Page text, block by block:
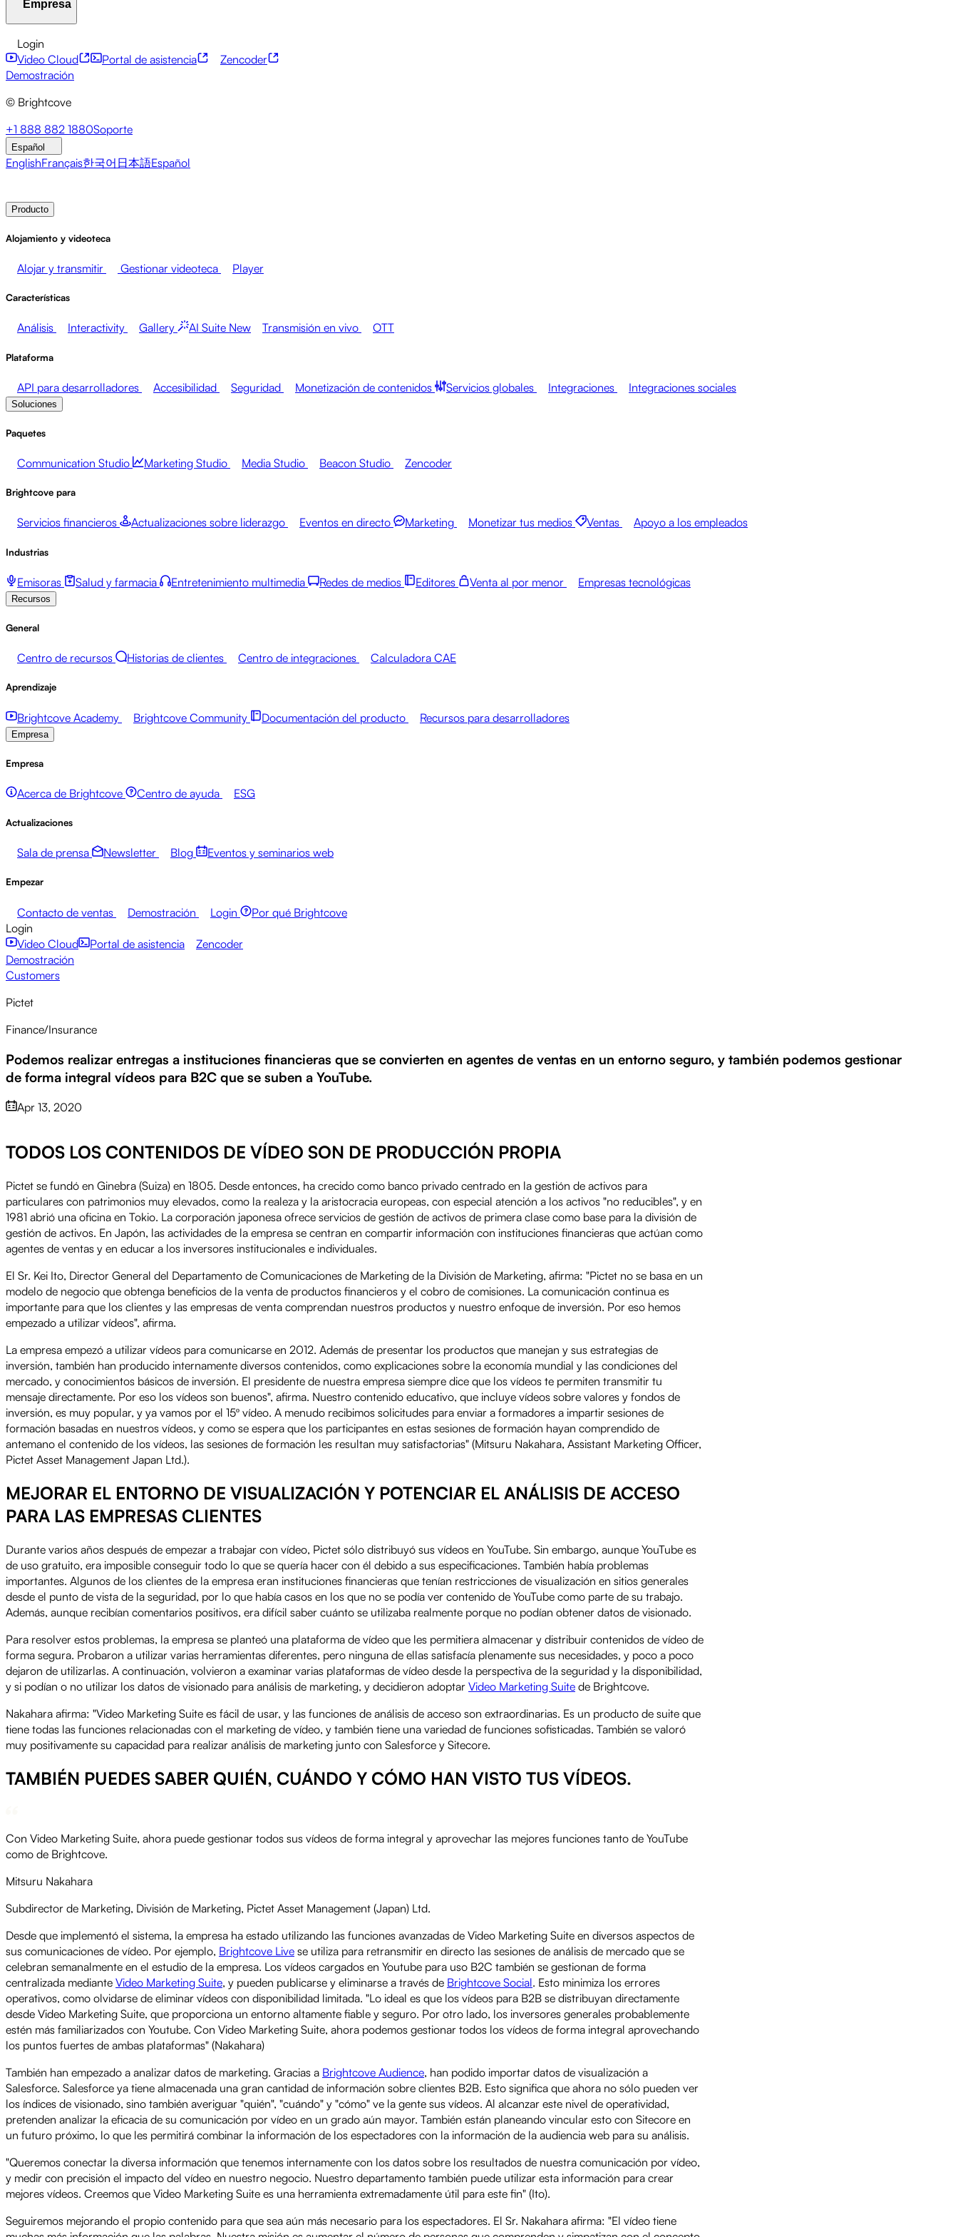
API para desarrolladores
Servicios financieros
Emisoras
Brightcove Academy
Empresa
Acerca de Brightcove
Sala de prensa Newsletter
Login
Video Cloud
Portal de asistencia
Zencoder
Demostración
© Brightcove
+1 888 882 1880Soporte
Español
EnglishFrançais한국어 日本語Español
Producto
Alojamiento y videoteca
Alojar y transmitir Gestionar videoteca Player
Características
Análisis Interactivity Gallery AI Suite New Transmisión en vivo OTT
Plataforma
API para desarrolladores Accesibilidad Seguridad Monetización de contenidos Servicios globales Integraciones Integraciones sociales
Soluciones
Paquetes
Communication Studio Marketing Studio Media Studio Beacon Studio Zencoder
Brightcove para
Servicios financieros Actualizaciones sobre liderazgo Eventos en directo Marketing Monetizar tus medios Ventas Apoyo a los empleados
Industrias
Emisoras Salud y farmacia Entretenimiento multimedia Redes de medios Editores Venta al por menor Empresas tecnológicas
Recursos
General
Centro de recursos Historias de clientes Centro de integraciones Calculadora CAE
Aprendizaje
Brightcove Academy Brightcove Community Documentación del producto Recursos para desarrolladores
Empresa
Empresa
Acerca de Brightcove Centro de ayuda ESG
Actualizaciones
Sala de prensa Newsletter Blog Eventos y seminarios web
Empezar
Contacto de ventas Demostración Login
Por qué Brightcove
Login
Video Cloud
Portal de asistencia
Zencoder
Demostración
Customers
Pictet
Finance/Insurance
Podemos realizar entregas a instituciones financieras que se convierten en agentes de ventas en un entorno seguro, y también podemos gestionar
de forma integral vídeos para B2C que se suben a YouTube.
Apr 13, 2020
Play
Video
TODOS LOS CONTENIDOS DE VÍDEO SON DE PRODUCCIÓN PROPIA
Pictet se fundó en Ginebra (Suiza) en 1805. Desde entonces, ha crecido como banco privado centrado en la gestión de activos para
particulares con patrimonios muy elevados, como la realeza y la aristocracia europeas, con especial atención a los activos "no reducibles", y en
1981 abrió una oficina en Tokio. La corporación japonesa ofrece servicios de gestión de activos de primera clase como base para la división de
gestión de activos. En Japón, las actividades de la empresa se centran en compartir información con instituciones financieras que actúan como
agentes de ventas y en educar a los inversores institucionales e individuales.
El Sr. Kei Ito, Director General del Departamento de Comunicaciones de Marketing de la División de Marketing, afirma: "Pictet no se basa en un
modelo de negocio que obtenga beneficios de la venta de productos financieros y el cobro de comisiones. La comunicación continua es
importante para que los clientes y las empresas de venta comprendan nuestros productos y nuestro enfoque de inversión. Por eso hemos
empezado a utilizar vídeos", afirma.
La empresa empezó a utilizar vídeos para comunicarse en 2012. Además de presentar los productos que manejan y sus estrategias de
inversión, también han producido internamente diversos contenidos, como explicaciones sobre la economía mundial y las condiciones del
mercado, y conocimientos básicos de inversión. El presidente de nuestra empresa siempre dice que los vídeos te permiten transmitir tu
mensaje directamente. Por eso los vídeos son buenos", afirma. Nuestro contenido educativo, que incluye vídeos sobre valores y fondos de
inversión, es muy popular, y ya vamos por el 15º vídeo. A menudo recibimos solicitudes para enviar a formadores a impartir sesiones de
formación basadas en nuestros vídeos, y como se espera que los participantes en estas sesiones de formación hayan comprendido de
antemano el contenido de los vídeos, las sesiones de formación les resultan muy satisfactorias" (Mitsuru Nakahara, Assistant Marketing Officer,
Pictet Asset Management Japan Ltd.).
MEJORAR EL ENTORNO DE VISUALIZACIÓN Y POTENCIAR EL ANÁLISIS DE ACCESO
PARA LAS EMPRESAS CLIENTES
Durante varios años después de empezar a trabajar con vídeo, Pictet sólo distribuyó sus vídeos en YouTube. Sin embargo, aunque YouTube es
de uso gratuito, era imposible conseguir todo lo que se quería hacer con él debido a sus especificaciones. También había problemas
importantes. Algunos de los clientes de la empresa eran instituciones financieras que tenían restricciones de visualización en sitios generales
desde el punto de vista de la seguridad, por lo que había casos en los que no se podía ver contenido de YouTube como parte de su trabajo.
Además, aunque recibían comentarios positivos, era difícil saber cuánto se utilizaba realmente porque no podían obtener datos de visionado.
Para resolver estos problemas, la empresa se planteó una plataforma de vídeo que les permitiera almacenar y distribuir contenidos de vídeo de
forma segura. Probaron a utilizar varias herramientas diferentes, pero ninguna de ellas satisfacía plenamente sus necesidades, y poco a poco
dejaron de utilizarlas. A continuación, volvieron a examinar varias plataformas de vídeo desde la perspectiva de la seguridad y la disponibilidad,
y si podían o no utilizar los datos de visionado para análisis de marketing, y decidieron adoptar Video Marketing Suite de Brightcove.
Nakahara afirma: "Video Marketing Suite es fácil de usar, y las funciones de análisis de acceso son extraordinarias. Es un producto de suite que
tiene todas las funciones relacionadas con el marketing de vídeo, y también tiene una variedad de funciones sofisticadas. También se valoró
muy positivamente su capacidad para realizar análisis de marketing junto con Salesforce y Sitecore.
TAMBIÉN PUEDES SABER QUIÉN, CUÁNDO Y CÓMO HAN VISTO TUS VÍDEOS.
Con Video Marketing Suite, ahora puede gestionar todos sus vídeos de forma integral y aprovechar las mejores funciones tanto de YouTube
como de Brightcove.
Mitsuru Nakahara
Subdirector de Marketing, División de Marketing, Pictet Asset Management (Japan) Ltd.
Desde que implementó el sistema, la empresa ha estado utilizando las funciones avanzadas de Video Marketing Suite en diversos aspectos de
sus comunicaciones de vídeo. Por ejemplo, Brightcove Live se utiliza para retransmitir en directo las sesiones de análisis de mercado que se
celebran semanalmente en el estudio de la empresa. Los vídeos cargados en Youtube para uso B2C también se gestionan de forma
centralizada mediante Video Marketing Suite, y pueden publicarse y eliminarse a través de Brightcove Social. Esto minimiza los errores
operativos, como olvidarse de eliminar vídeos con disponibilidad limitada. "Lo ideal es que los vídeos para B2B se distribuyan directamente
desde Video Marketing Suite, que proporciona un entorno altamente fiable y seguro. Por otro lado, los inversores generales probablemente
estén más familiarizados con Youtube. Con Video Marketing Suite, ahora podemos gestionar todos los vídeos de forma integral aprovechando
los puntos fuertes de ambas plataformas" (Nakahara)
También han empezado a analizar datos de marketing. Gracias a Brightcove Audience, han podido importar datos de visualización a
Salesforce. Salesforce ya tiene almacenada una gran cantidad de información sobre clientes B2B. Esto significa que ahora no sólo pueden ver
los índices de visionado, sino también averiguar "quién", "cuándo" y "cómo" ve la gente sus vídeos. Al alcanzar este nivel de operatividad,
pretenden analizar la eficacia de su comunicación por vídeo en un grado aún mayor. También están planeando vincular esto con Sitecore en
un futuro próximo, lo que les permitirá combinar la información de los espectadores con la información de la audiencia web para su análisis.
"Queremos conectar la diversa información que tenemos internamente con los datos sobre los resultados de nuestra comunicación por vídeo,
y medir con precisión el impacto del vídeo en nuestro negocio. Nuestro departamento también puede utilizar esta información para crear
mejores vídeos. Creemos que Video Marketing Suite es una herramienta extremadamente útil para este fin" (Ito).
Seguiremos mejorando el propio contenido para que sea aún más necesario para los espectadores. El Sr. Nakahara afirma: "El vídeo tiene